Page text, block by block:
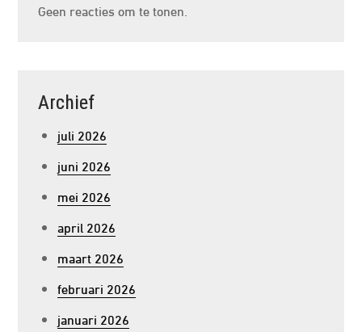
Geen reacties om te tonen.
Archief
juli 2026
juni 2026
mei 2026
april 2026
maart 2026
februari 2026
januari 2026